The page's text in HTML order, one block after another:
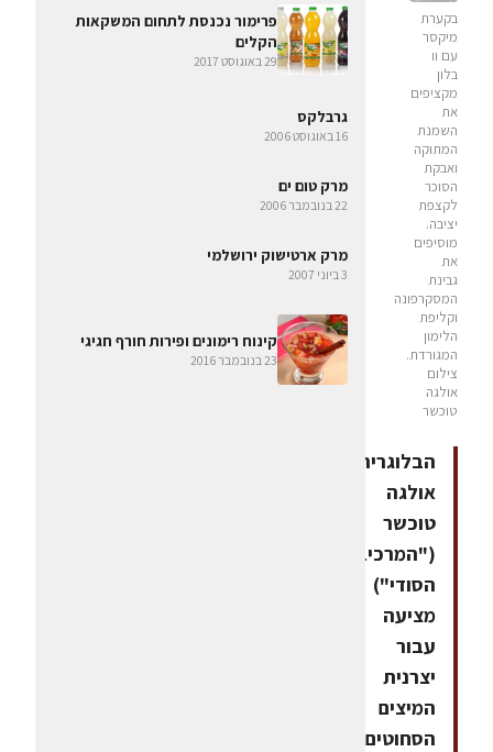
בקערת
מיקסר
עם וו
בלון
מקציפים
את
השמנת
המתוקה
ואבקת
הסוכר
לקצפת
יציבה.
מוסיפים
את
גבינת
המסקרפונה
וקליפת
הלימון
המגורדת.
צילום
אולגה
טוכשר
הבלוגרית
אולגה
טוכשר
("המרכיב
הסודי")
מציעה
עבור
יצרנית
המיצים
הסחוטים
פרימור נכנסת לתחום המשקאות
הקלים
29 באוגוסט 2017
גרבלקס
16 באוגוסט 2006
מרק טום ים
22 בנובמבר 2006
מרק ארטישוק ירושלמי
3 ביוני 2007
קינוח רימונים ופירות חורף חגיגי
23 בנובמבר 2016